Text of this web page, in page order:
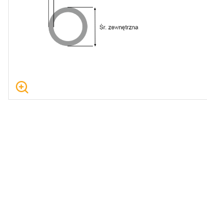
Centrum Hydrauliki Siłowej Jawor
59-400 Jawor, ul. Kuziennicza 5, POLSKA